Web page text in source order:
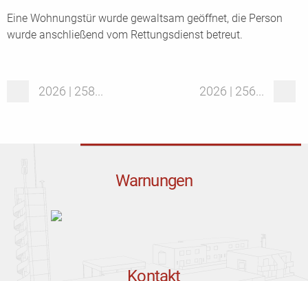
Eine Wohnungstür wurde gewaltsam geöffnet, die Person
wurde anschließend vom Rettungsdienst betreut.
2026 | 258... 2026 | 256...
Warnungen
Kontakt